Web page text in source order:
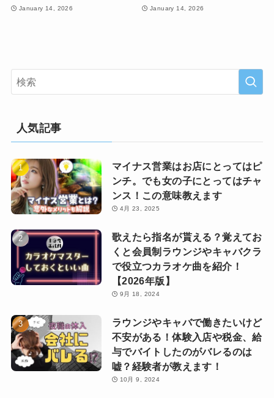
January 14, 2026 January 14, 2026
人気記事
マイナス営業はお店にとってはピ
ンチ。でも女の子にとってはチャ
ンス！この意味教えます
4月 23, 2025
歌えたら指名が貰える？覚えてお
くと会員制ラウンジやキャバクラ
で役立つカラオケ曲を紹介！
【2026年版】
9月 18, 2024
ラウンジやキャバで働きたいけど
不安がある！体験入店や税金、給
与でバイトしたのがバレるのは
嘘？経験者が教えます！
10月 9, 2024